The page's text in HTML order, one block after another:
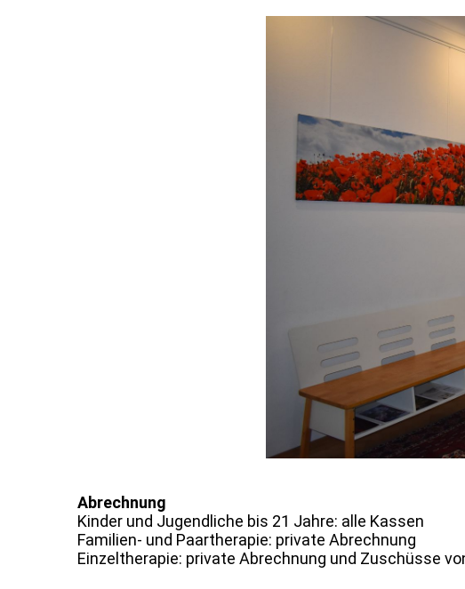
Abrechnung
Kinder und Jugendliche bis 21 Jahre: alle Kassen
Familien- und Paartherapie: private Abrechnung
Einzeltherapie: private Abrechnung und Zuschüsse